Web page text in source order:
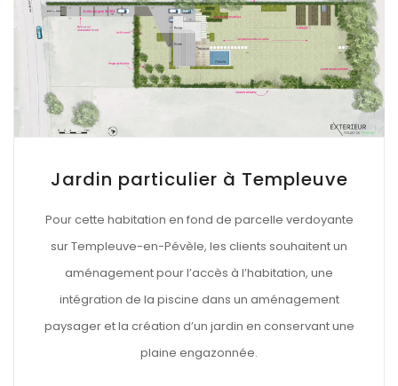
Jardin particulier à Templeuve
Pour cette habitation en fond de parcelle verdoyante
sur Templeuve-en-Pévèle, les clients souhaitent un
aménagement pour l’accès à l’habitation, une
intégration de la piscine dans un aménagement
paysager et la création d’un jardin en conservant une
plaine engazonnée.